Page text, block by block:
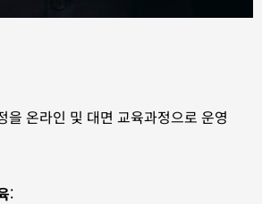
을 온라인 및 대면 교육과정으로 운영
: